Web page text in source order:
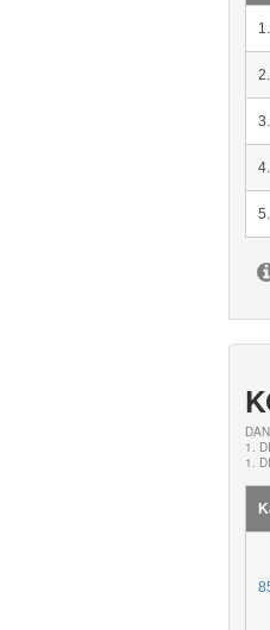
1.
2.
3.
4.
5.
1.
1.